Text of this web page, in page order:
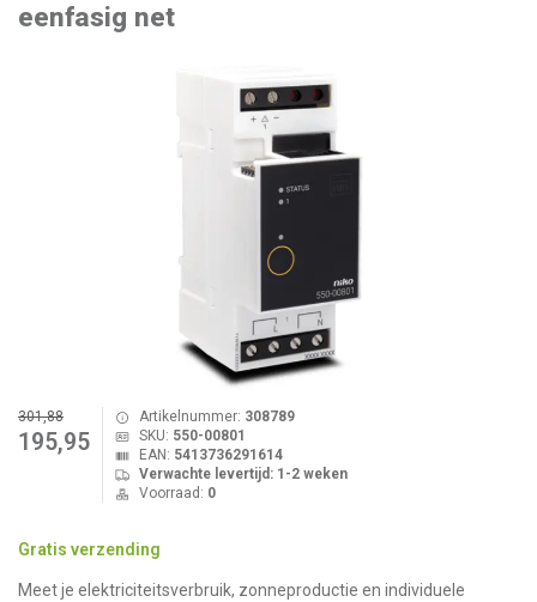
eenfasig net
301,88
195,95
Artikelnummer: 308789
SKU: 550-00801
EAN: 5413736291614
Verwachte levertijd: 1-2 weken
Voorraad: 0
Gratis verzending
Meet je elektriciteitsverbruik, zonneproductie en individuele